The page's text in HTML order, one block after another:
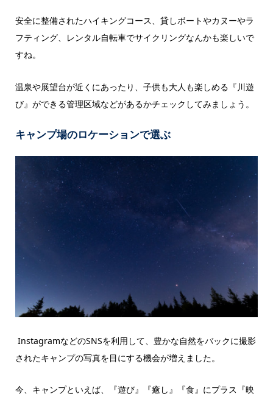
安全に整備されたハイキングコース、貸しボートやカヌーやラ
フティング、レンタル自転車でサイクリングなんかも楽しいで
すね。
温泉や展望台が近くにあったり、子供も大人も楽しめる『川遊
び』ができる管理区域などがあるかチェックしてみましょう。
キャンプ場のロケーションで選ぶ
InstagramなどのSNSを利用して、豊かな自然をバックに撮影
されたキャンプの写真を目にする機会が増えました。
今、キャンプといえば、『遊び』『癒し』『食』にプラス『映